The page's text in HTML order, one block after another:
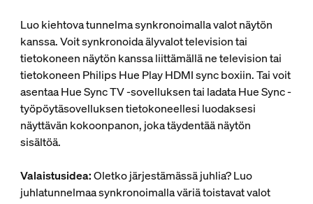
Luo kiehtova tunnelma synkronoimalla valot näytön
kanssa. Voit synkronoida älyvalot television tai
tietokoneen näytön kanssa liittämällä ne television tai
tietokoneen Philips Hue Play HDMI sync boxiin. Tai voit
asentaa Hue Sync TV -sovelluksen tai ladata Hue Sync -
työpöytäsovelluksen tietokoneellesi luodaksesi
näyttävän kokoonpanon, joka täydentää näytön
sisältöä.
Valaistusidea:Oletko järjestämässä juhlia? Luo
juhlatunnelmaa synkronoimalla väriä toistavat valot